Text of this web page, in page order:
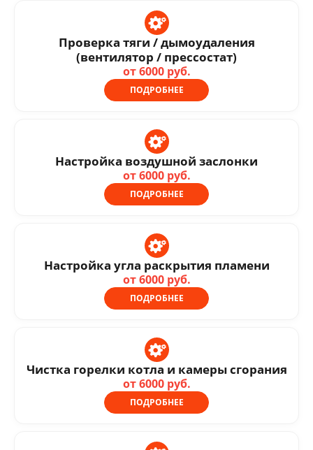
Проверка тяги / дымоудаления
(вентилятор / прессостат)
от 6000 руб.
ПОДРОБНЕЕ
Настройка воздушной заслонки
от 6000 руб.
ПОДРОБНЕЕ
Настройка угла раскрытия пламени
от 6000 руб.
ПОДРОБНЕЕ
Чистка горелки котла и камеры сгорания
от 6000 руб.
ПОДРОБНЕЕ